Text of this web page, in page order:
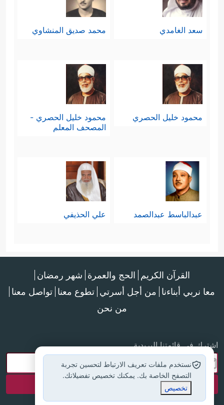
سعد الغامدي محمد صديق المنشاوي
محمود خليل الحصري
محمود خليل الحصري -
المصحف المعلم
عبدالباسط عبدالصمد علي الحذيفي
القرآن الكريم الحج والعمرة شهر رمضان
معا نربي أبناءنا من أجل أسرتي تطوع معنا تواصل معنا
من نحن
اشترك في قائمتنا البريدية
نستخدم ملفات تعريف الارتباط لتحسين تجربة
التصفح الخاصة بك. يمكنك تخصيص تفضيلاتك.
تخصيص